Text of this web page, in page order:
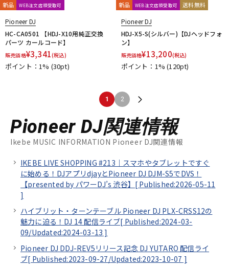
新品 WEB注文店頭受取可
Pioneer DJ
HC-CA0501 【HDJ-X10用純正交換
パーツ カールコード】
販売価格¥3,341(税込)
ポイント：1% (30pt)
新品 WEB注文店頭受取可 送料無料
Pioneer DJ
HDJ-X5-S(シルバー)【DJヘッドフォ
ン】
販売価格¥13,200(税込)
ポイント：1%(120pt)
1 2
Pioneer DJ関連情報
Ikebe MUSIC INFORMATION Pioneer DJ関連情報
IKEBE LIVE SHOPPING #213｜スマホやタブレットですぐ
に始める！DJアプリdjayとPioneer DJ DJM-S5でDVS！
【presented by パワーDJ’s 渋谷】[ Published:2026-05-11
]
ハイブリット・ターンテーブル Pioneer DJ PLX-CRSS12の
魅力に迫る！DJ 14 配信ライブ[ Published:2024-03-
09/Updated:2024-03-13 ]
Pioneer DJ DDJ-REV5リリース記念 DJ YUTARO 配信ライ
ブ[ Published:2023-09-27/Updated:2023-10-07 ]